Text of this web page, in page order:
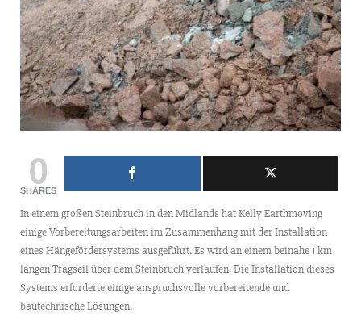
0
SHARES
In einem großen Steinbruch in den Midlands hat Kelly Earthmoving
einige Vorbereitungsarbeiten im Zusammenhang mit der Installation
eines Hängefördersystems ausgeführt. Es wird an einem beinahe 1 km
langen Tragseil über dem Steinbruch verlaufen. Die Installation dieses
Systems erforderte einige anspruchsvolle vorbereitende und
bautechnische Lösungen.